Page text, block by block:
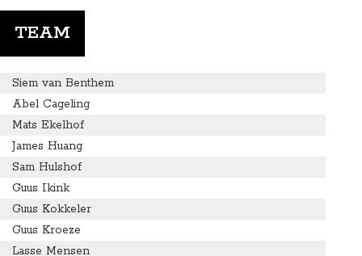
TEAM
Siem van Benthem
Abel Cageling
Mats Ekelhof
James Huang
Sam Hulshof
Guus Ikink
Guus Kokkeler
Guus Kroeze
Lasse Mensen